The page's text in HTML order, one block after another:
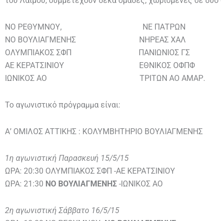
ΝΟ ΡΕΘΥΜΝΟΥ, ΝΕ ΠΑΤΡΩΝ
ΝΟ ΒΟΥΛΙΑΓΜΕΝΗΣ ΝΗΡΕΑΣ ΧΑΛ
ΟΛΥΜΠΙΑΚΟΣ ΣΦΠ ΠΑΝΙΩΝΙΟΣ ΓΣ
ΑΕ ΚΕΡΑΤΣΙΝΙΟΥ ΕΘΝΙΚΟΣ ΟΦΠΦ
ΙΩΝΙΚΟΣ ΑΟ ΤΡΙΤΩΝ ΑΟ ΑΜΑΡ.
Το αγωνιστικό πρόγραμμα είναι:
Α’ ΟΜΙΛΟΣ ΑΤΤΙΚΗΣ : ΚΟΛΥΜΒΗΤΗΡΙΟ ΒΟΥΛΙΑΓΜΕΝΗΣ
1η αγωνιστική Παρασκευή 15/5/15
ΩΡΑ: 20:30 ΟΛΥΜΠΙΑΚΟΣ ΣΦΠ -ΑΕ ΚΕΡΑΤΣΙΝΙΟΥ
ΩΡΑ: 21:30 ΝΟ ΒΟΥΛΙΑΓΜΕΝΗΣ -ΙΩΝΙΚΟΣ ΑΟ
2η αγωνιστική Σάββατο 16/5/15